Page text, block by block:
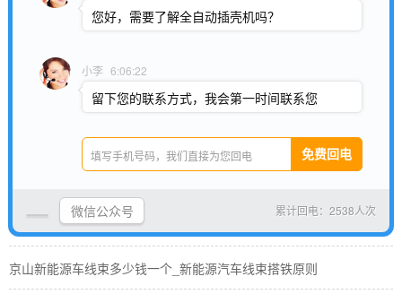
京山苏州新能源线束代工_苏州线束厂咋样
京山北汽新能源线束厂家_北京汽车线束厂
京山新能源通讯线束制作_新能源汽车通讯解析图
京山新能源线束设备生产厂家_新能源汽车线束生产厂家
京山上海高压新能源线束设备_上海高压电缆
京山新能源车线束多少钱一个_新能源汽车线束搭铁原则
您好，需要了解全自动插壳机吗？
小李 6:06:22
留下您的联系方式，我会第一时间联系您
累计回电：2538人次
微信公众号